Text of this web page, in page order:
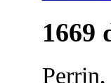
1669